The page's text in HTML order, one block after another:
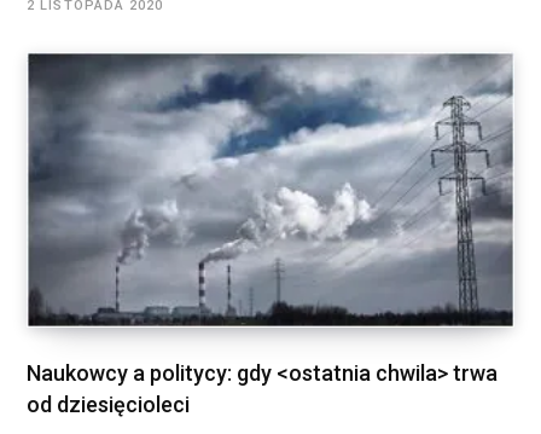
2 LISTOPADA 2020
Naukowcy a politycy: gdy <ostatnia chwila> trwa
od dziesięcioleci